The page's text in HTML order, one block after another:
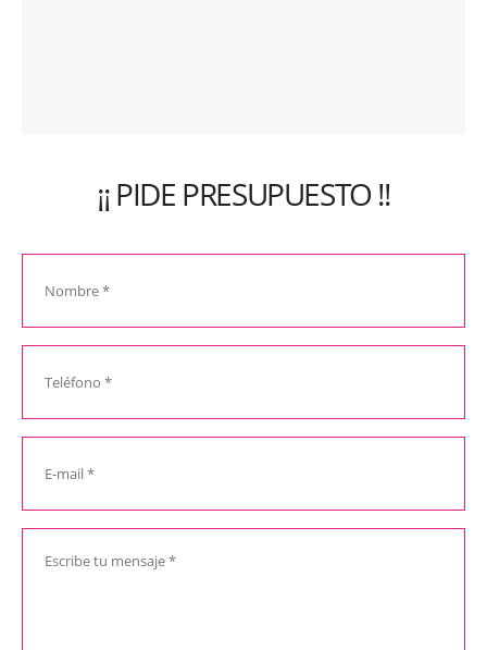
¡¡ PIDE PRESUPUESTO !!